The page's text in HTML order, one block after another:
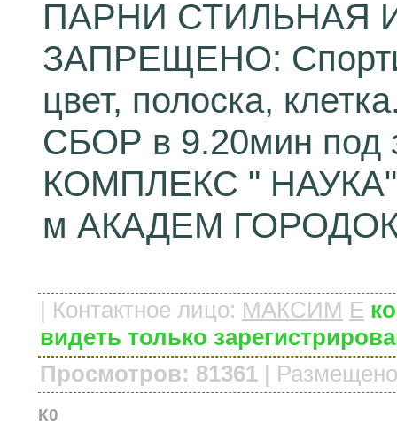
ПАРНИ СТИЛЬНАЯ
ЗАПРЕЩЕНО:
цвет, полоска,
СБОР в 9.20мин
КОМПЛЕКС " НАУКА"
м АКАДЕМ ГОРОДОК
| Контактное лицо: МАКСИМ E
видеть только
Просмотров: 81361 |
К0